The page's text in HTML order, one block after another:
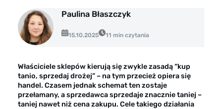
Case study klientów
Dla mediów
Paulina Błaszczyk
15.10.2025 11 min czytania
Właściciele sklepów kierują się zwykle zasadą “kup
tanio, sprzedaj drożej” – na tym przecież opiera się
handel. Czasem jednak schemat ten zostaje
przełamany, a sprzedawca sprzedaje znacznie taniej –
taniej nawet niż cena zakupu. Cele takiego działania